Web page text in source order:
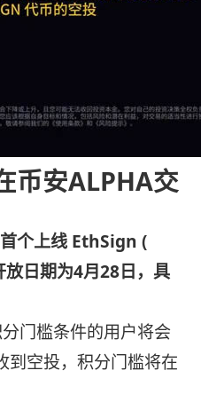
币安ALPHA交
个上线 EthSign (
日期为4月28日，具
门槛条件的用户将会
到空投，积分门槛将在